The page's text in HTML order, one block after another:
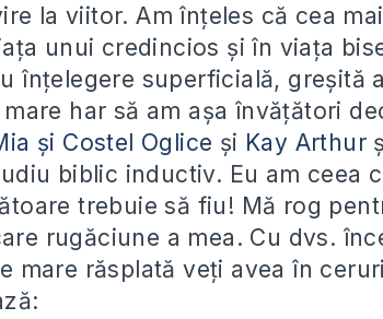
la viitor. Am înțeles că cea
unui credincios și în viața
înțelegere superficială, greșită
har să am așa învățători
și Costel Oglice și Kay Arthur
biblic inductiv. Eu am ceea
trebuie să fiu! Mă rog
rugăciune a mea. Cu dvs.
mare răsplată veți avea în